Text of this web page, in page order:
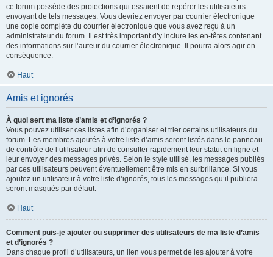
ce forum possède des protections qui essaient de repérer les utilisateurs
envoyant de tels messages. Vous devriez envoyer par courrier électronique
une copie complète du courrier électronique que vous avez reçu à un
administrateur du forum. Il est très important d’y inclure les en-têtes contenant
des informations sur l’auteur du courrier électronique. Il pourra alors agir en
conséquence.
Haut
Amis et ignorés
À quoi sert ma liste d’amis et d’ignorés ?
Vous pouvez utiliser ces listes afin d’organiser et trier certains utilisateurs du
forum. Les membres ajoutés à votre liste d’amis seront listés dans le panneau
de contrôle de l’utilisateur afin de consulter rapidement leur statut en ligne et
leur envoyer des messages privés. Selon le style utilisé, les messages publiés
par ces utilisateurs peuvent éventuellement être mis en surbrillance. Si vous
ajoutez un utilisateur à votre liste d’ignorés, tous les messages qu’il publiera
seront masqués par défaut.
Haut
Comment puis-je ajouter ou supprimer des utilisateurs de ma liste d’amis
et d’ignorés ?
Dans chaque profil d’utilisateurs, un lien vous permet de les ajouter à votre